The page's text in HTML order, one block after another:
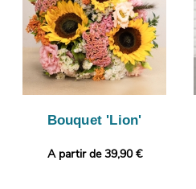
Bouquet 'Lion'
A partir de 39,90 €